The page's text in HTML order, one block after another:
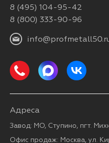
8 (495) 104-95-42
8 (800) 333-90-96
Адреса
Завод: МО, Ступино, пгт.
Офис продаж: Москва, ул.